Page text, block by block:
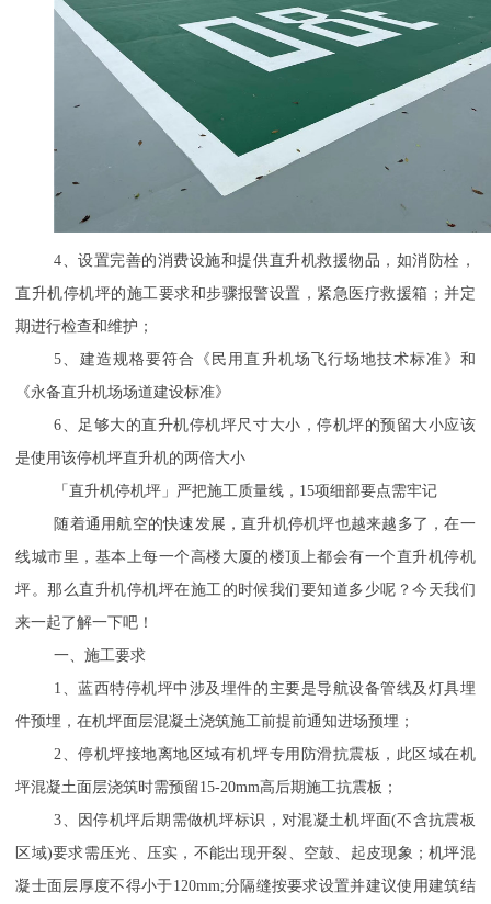
4 、设置完善的消费设施和提供直升机救援物品，如消防栓，
直升机停机坪的施工要求和步骤报警设置，紧急医疗救援箱；并定
期进行检查和维护；
5 、建造规格要符合《民用直升机场飞行场地技术标准》和
《永备直升机场场道建设标准》
6 、足够大的直升机停机坪尺寸大小，停机坪的预留大小应该
是使用该停机坪直升机的两倍大小
「直升机停机坪」严把施工质量线， 15项细部要点需牢记
随着通用航空的快速发展，直升机停机坪也越来越多了，在一
线城市里，基本上每一个高楼大厦的楼顶上都会有一个直升机停机
坪。那么直升机停机坪在施工的时候我们要知道多少呢？今天我们
来一起了解一下吧！
一、施工要求
1
、蓝西特停机坪中涉及埋件的主要是导航设备管线及灯具埋
件预埋，在机坪面层混凝土浇筑施工前提前通知进场预埋；
2 、停机坪接地离地区域有机坪专用防滑抗震板，此区域在机
坪混凝土面层浇筑时需预留15-20mm高后期施工抗震板；
3 、因停机坪后期需做机坪标识，对混凝土机坪面(不含抗震板
区域)要求需压光、压实，不能出现开裂、空鼓、起皮现象；机坪混
凝士面层厚度不得小于120mm;分隔缝按要求设置并建议使用建筑结